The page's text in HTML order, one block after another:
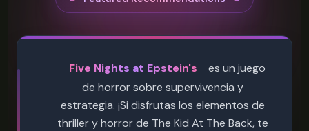
Five Nights at Epstein's
es un juego
de horror sobre supervivencia y
estrategia. ¡Si disfrutas los elementos de
thriller y horror de The Kid At The Back, te